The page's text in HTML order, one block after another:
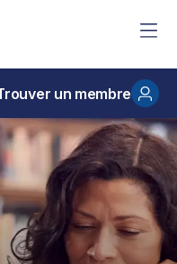
un membre